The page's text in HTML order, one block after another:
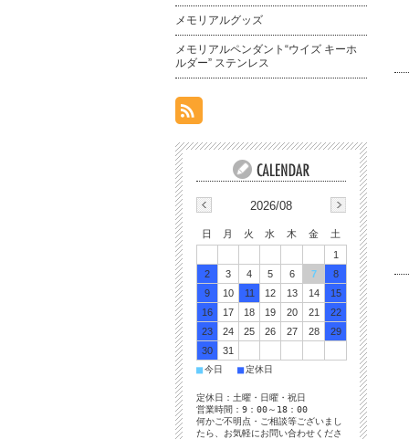
メモリアルグッズ
メモリアルペンダント“ウイズ キーホ
ルダー” ステンレス
2026/08
日 月 火 水 木 金
土
1
2
3 4 5 6 7
8
9
10 11 12 13 14
15
16
17 18 19 20 21
22
23
24 25 26 27 28
29
30
31
■今日 ■定休日
定休日：土曜・日曜・祝日
営業時間：9：00～18：00
何かご不明点・ご相談等ございまし
たら、お気軽にお問い合わせくださ